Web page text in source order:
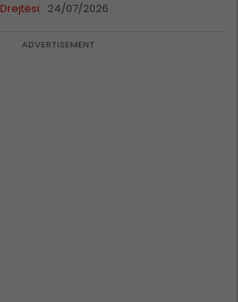
Drejtësi 24/07/2026